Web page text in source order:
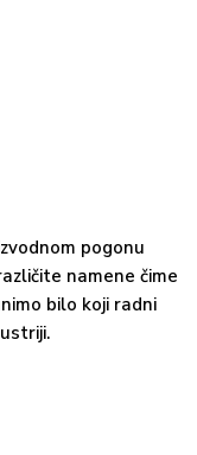
pogonu
namene čime
bilo koji radni